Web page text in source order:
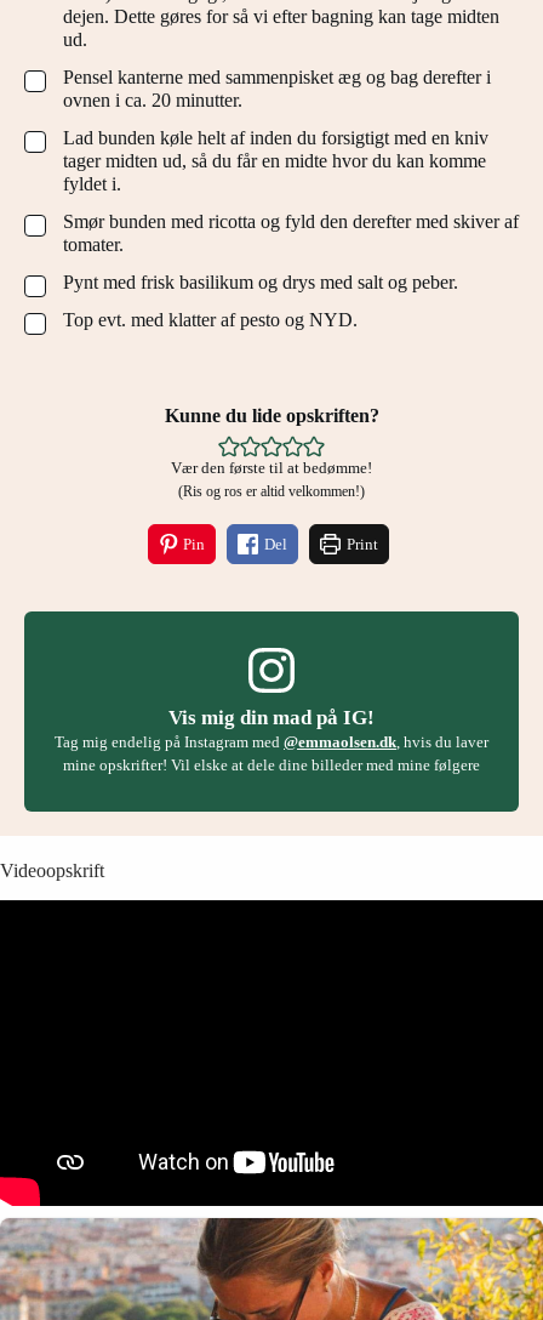
dejen. Dette gøres for så vi efter bagning kan tage midten
ud.
▢
Pensel kanterne med sammenpisket æg og bag derefter i
ovnen i ca. 20 minutter.
▢
Lad bunden køle helt af inden du forsigtigt med en kniv
tager midten ud, så du får en midte hvor du kan komme
fyldet i.
▢
Smør bunden med ricotta og fyld den derefter med skiver af
tomater.
▢
Pynt med frisk basilikum og drys med salt og peber.
▢
Top evt. med klatter af pesto og NYD.
Kunne du lide opskriften?
Vær den første til at bedømme!
(Ris og ros er altid velkommen!)
Pin Del Print
Vis mig din mad på IG!
Tag mig endelig på Instagram med @emmaolsen.dk , hvis du laver
mine opskrifter! Vil elske at dele dine billeder med mine følgere
Videoopskrift